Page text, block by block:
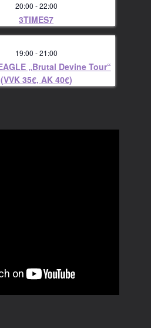
20:00 -22:00
3TIMES7
19:00 -21:00
„Brutal Devine Tour“
(VVK 35€, AK 40€)